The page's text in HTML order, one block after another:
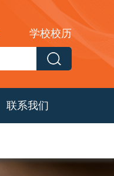
学校校历
联系我们